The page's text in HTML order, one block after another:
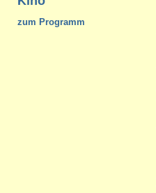
zum Programm